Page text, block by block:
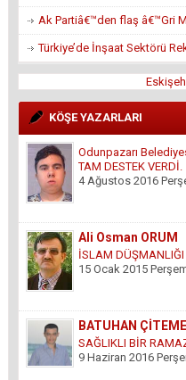
Ak Partiâ€™den flaş â€™Gri
Türkiye’de İnşaat Sektörü
KÖŞE YAZARLARI
Ali Osman ORUM
İSLAM DÜŞMANLIĞI
15 Ocak 2015
BATUHAN ÇİTEMEL
SAĞLIKLI BİR
9 Haziran 2016
GÜNDOĞDU
ÇARESİZLİK
9 Haziran 2016